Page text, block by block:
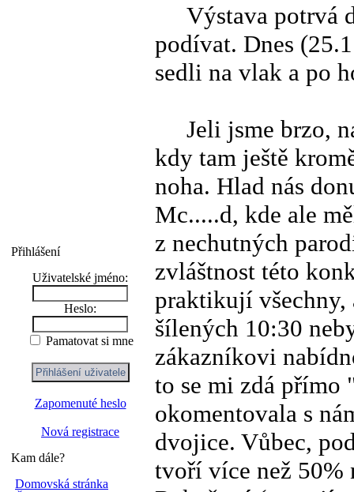
Přihlášení
Uživatelské jméno:
Heslo:
Pamatovat si mne
Zapomenuté heslo
Nová registrace
Kam dále?
Domovská stránka
Výstava potrvá
podívat. Dnes
sedli na vlak a po
Jeli jsme brzo,
kdy tam ještě
noha. Hlad nás
Mc.....d, kde ale
z nechutných
zvláštnost této
praktikují všechny,
šílených 10:30
zákazníkovi
to se mi zdá
okomentovala s
dvojice. Vůbec,
tvoří více než 50%